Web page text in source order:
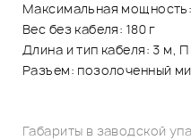
Максимальная мощность:
Вес без кабеля: 180 г
Длина и тип кабеля: 3 м,
Разъем: позолоченный
Габариты в заводской